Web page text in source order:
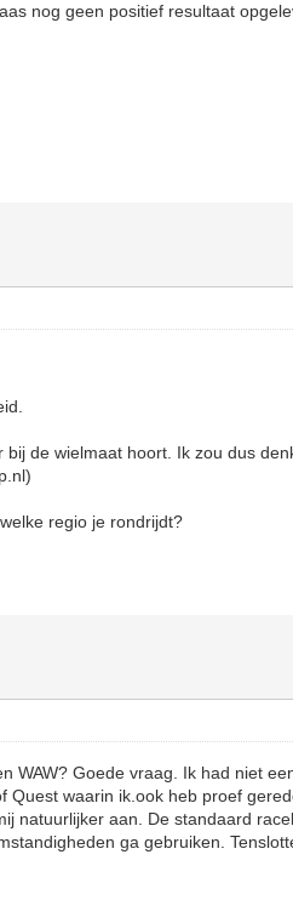
nog geen positief resultaat
de wielmaat hoort. Ik zou dus
regio je rondrijdt?
WAW? Goede vraag. Ik had niet
waarin ik.ook heb proef
natuurlijker aan. De standaard
ga gebruiken.